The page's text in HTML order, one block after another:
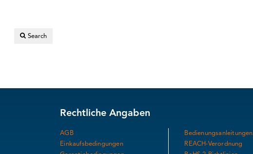
Search
Rechtliche Angaben
AGB
Einkaufsbedingungen
Bedienungsanleitungen
REACH-Verordnung